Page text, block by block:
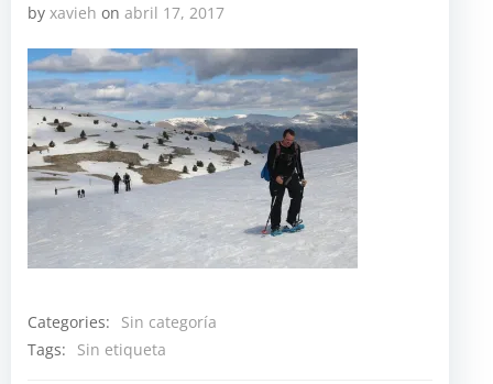
by xavieh on abril 17, 2017
Categories:
Sin categoría
Tags:
Sin etiqueta